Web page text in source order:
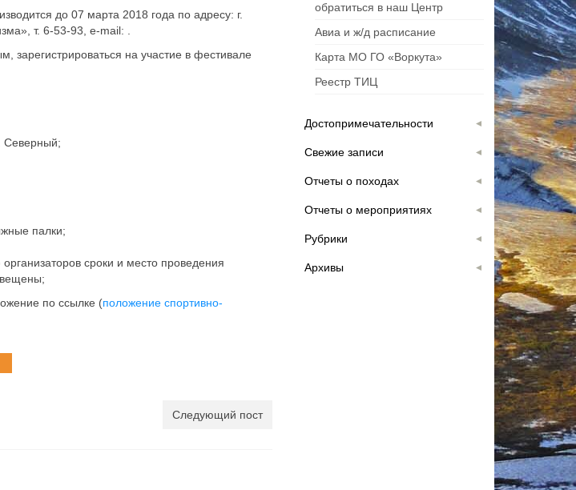
до 07 марта 2018 года по адресу: г.
т. 6-53-93, e-mail: .
зарегистрироваться на участие в фестивале
Северный;
палки;
сроки и место проведения
по ссылке (положение спортивно-
Следующий пост
обратиться в наш Центр
Авиа и ж/д расписание
Карта МО ГО «Воркута»
Реестр ТИЦ
Достопримечательности
Свежие записи
Отчеты о походах
Отчеты о мероприятиях
Рубрики
Архивы